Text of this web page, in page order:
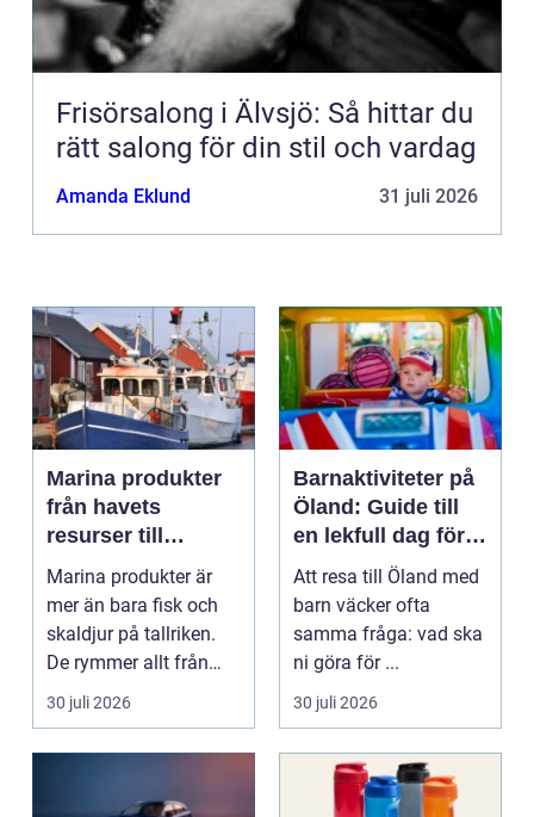
Frisörsalong i Älvsjö: Så hittar du
rätt salong för din stil och vardag
Amanda Eklund 31 juli 2026
Marina produkter
från havets
resurser till
hållbara
upplevelser
Marina produkter är
mer än bara fisk och
skaldjur på tallriken.
De rymmer allt från
mat och hälsa ti...
30 juli 2026
Barnaktiviteter på
Öland: Guide till
en lekfull dag för
hela familjen
Att resa till Öland med
barn väcker ofta
samma fråga: vad ska
ni göra för ...
30 juli 2026